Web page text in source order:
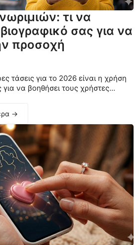
τι να
σας για να
προσοχή
τάσεις για το 2026 είναι η χρήση
να βοηθήσει τους χρήστες...
→